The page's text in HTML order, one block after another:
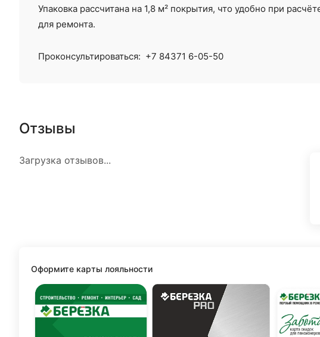
Упаковка рассчитана на 1,8 м² покрытия, что удобно при
для ремонта.
Проконсультироваться: +7 84371 6-05-50
Отзывы
Загрузка отзывов...
Оформите карты лояльности